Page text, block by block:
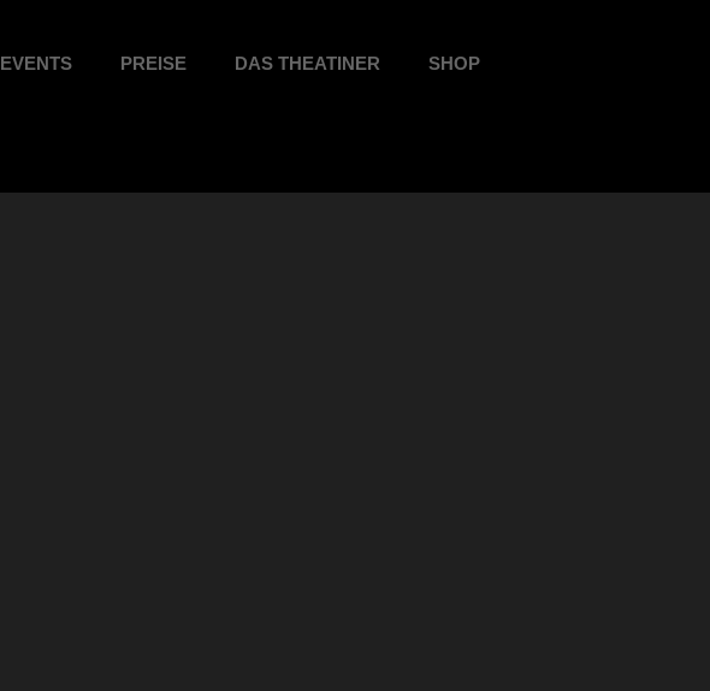
EVENTS PREISE DAS THEATINER SHOP